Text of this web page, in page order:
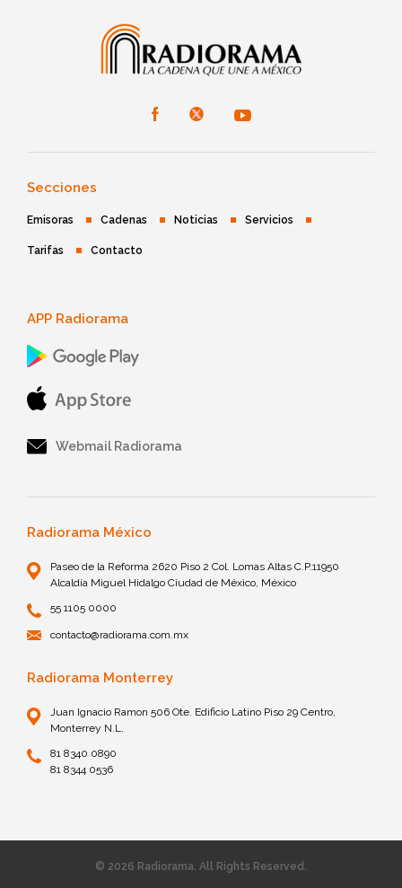
Secciones
Emisoras Cadenas Noticias Servicios
Tarifas Contacto
APP Radiorama
Webmail Radiorama
Radiorama México
Paseo de la Reforma 2620 Piso 2 Col. Lomas Altas C.P.11950
Alcaldía Miguel Hidalgo Ciudad de México, México
55 1105 0000
contacto@radiorama.com.mx
Radiorama Monterrey
Juan Ignacio Ramon 506 Ote. Edificio Latino Piso 29 Centro,
Monterrey N.L.
81 8340 0890
81 8344 0536
© 2026 Radiorama. All Rights Reserved.